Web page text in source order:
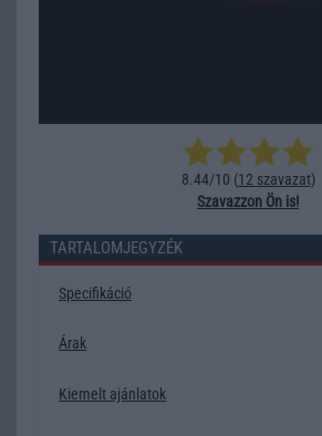
8.44/10 (12 szavazat)
Szavazzon Ön is!
TARTALOMJEGYZÉK
Specifikáció
Árak
Kiemelt ajánlatok